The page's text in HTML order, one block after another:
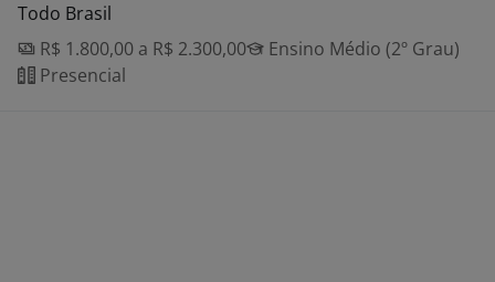
Todo Brasil
R$ 1.800,00 a R$ 2.300,00
Ensino Médio (2º Grau)
Presencial